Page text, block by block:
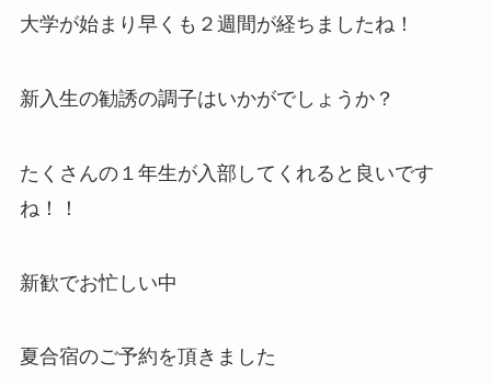
大学が始まり早くも２週間が経ちましたね！
新入生の勧誘の調子はいかがでしょうか？
たくさんの１年生が入部してくれると良いです
ね！！
新歓でお忙しい中
夏合宿のご予約を頂きました